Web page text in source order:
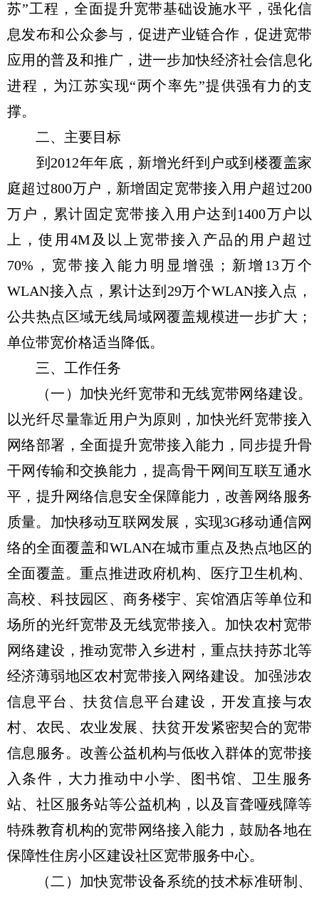
苏”工程，全面提升宽带基础设施水平，强化信
息发布和公众参与，促进产业链合作，促进宽带
应用的普及和推广，进一步加快经济社会信息化
进程，为江苏实现“两个率先”提供强有力的支
撑。
二、主要目标
到2012年年底，新增光纤到户或到楼覆盖家
庭超过800万户，新增固定宽带接入用户超过200
万户，累计固定宽带接入用户达到1400万户以
上，使用4M及以上宽带接入产品的用户超过
70%，宽带接入能力明显增强；新增13万个
WLAN接入点，累计达到29万个WLAN接入点，
公共热点区域无线局域网覆盖规模进一步扩大；
单位带宽价格适当降低。
三、工作任务
（一）加快光纤宽带和无线宽带网络建设。
以光纤尽量靠近用户为原则，加快光纤宽带接入
网络部署，全面提升宽带接入能力，同步提升骨
干网传输和交换能力，提高骨干网间互联互通水
平，提升网络信息安全保障能力，改善网络服务
质量。加快移动互联网发展，实现3G移动通信网
络的全面覆盖和WLAN在城市重点及热点地区的
全面覆盖。重点推进政府机构、医疗卫生机构、
高校、科技园区、商务楼宇、宾馆酒店等单位和
场所的光纤宽带及无线宽带接入。加快农村宽带
网络建设，推动宽带入乡进村，重点扶持苏北等
经济薄弱地区农村宽带接入网络建设。加强涉农
信息平台、扶贫信息平台建设，开发直接与农
村、农民、农业发展、扶贫开发紧密契合的宽带
信息服务。改善公益机构与低收入群体的宽带接
入条件，大力推动中小学、图书馆、卫生服务
站、社区服务站等公益机构，以及盲聋哑残障等
特殊教育机构的宽带网络接入能力，鼓励各地在
保障性住房小区建设社区宽带服务中心。
（二）加快宽带设备系统的技术标准研制、